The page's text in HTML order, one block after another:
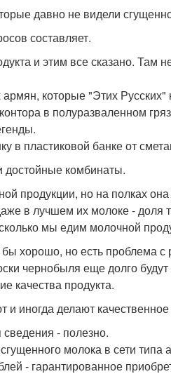
давно не видели
составляет.
и этим все сказано. Там
армян, которые "Этих
в полуразваленном
в пластиковой банке от
достойные комбинаты.
продукции, но на полках
в лучшем их молоке - доля
мы едим молочной
бы хорошо, но есть проблема
чернобыля еще долго
качества продукта.
и иногда делают
- полезно.
молока в сети
- гарантированное